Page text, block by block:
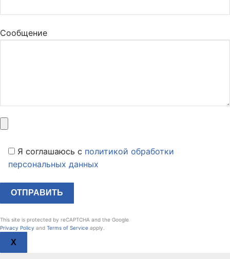
Сообщение
Я соглашаюсь c политикой обработки
персональных данных
This site is protected by reCAPTCHA and the Google
Privacy Policy and Terms of Service apply.
X